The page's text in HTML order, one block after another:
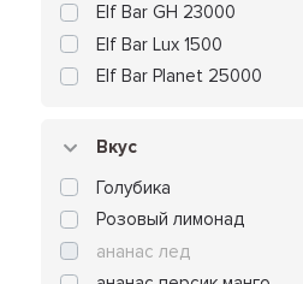
Elf Bar GH 23000
Elf Bar Lux 1500
Elf Bar Planet 25000
Вкус
Голубика
Розовый лимонад
ананас лед